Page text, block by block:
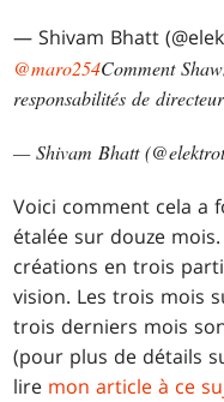
— Shivam Bhatt
@maro254Comment
responsabilités de
— Shivam Bhatt
Voici comment cela a
étalée sur douze
créations en trois
vision. Les trois mois
trois derniers mois
(pour plus de détails
lire mon article à ce